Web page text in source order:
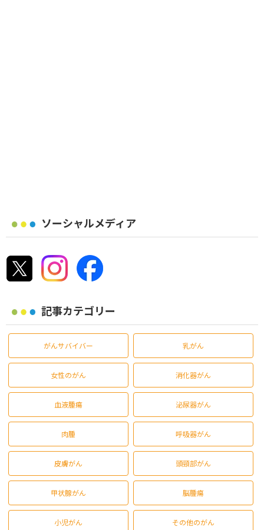
ソーシャルメディア
記事カテゴリー
がんサバイバー 乳がん
女性のがん 消化器がん
血液腫瘍 泌尿器がん
肉腫 呼吸器がん
皮膚がん 頭頸部がん
甲状腺がん 脳腫瘍
小児がん その他のがん